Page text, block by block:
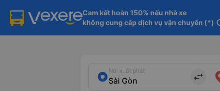
Cam kết hoàn 150% nếu nhà xe
không cung cấp dịch vụ vận chuyển (*)
Nơi xuất phát
import_export